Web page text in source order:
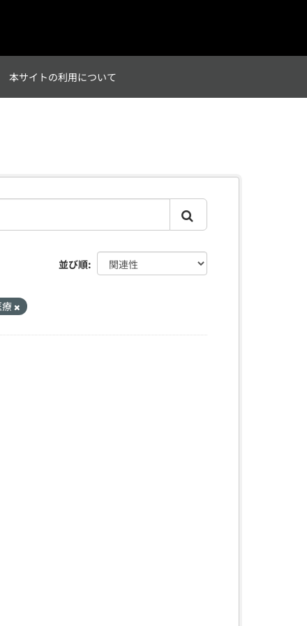
本サイトの利用について
並び順
療